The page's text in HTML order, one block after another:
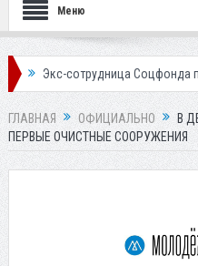
Меню
сотрудница Соцфонда получила
ГЛАВНАЯ ОФИЦИАЛЬНО
В
ПЕРВЫЕ ОЧИСТНЫЕ СООРУЖЕНИЯ